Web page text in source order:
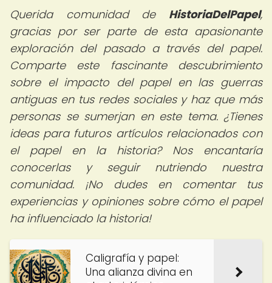
Querida comunidad de HistoriaDelPapel,
gracias por ser parte de esta apasionante
exploración del pasado a través del papel.
Comparte este fascinante descubrimiento
sobre el impacto del papel en las guerras
antiguas en tus redes sociales y haz que más
personas se sumerjan en este tema. ¿Tienes
ideas para futuros artículos relacionados con
el papel en la historia? Nos encantaría
conocerlas y seguir nutriendo nuestra
comunidad. ¡No dudes en comentar tus
experiencias y opiniones sobre cómo el papel
ha influenciado la historia!
Caligrafía y papel:
Una alianza divina en